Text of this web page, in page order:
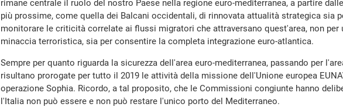
rimane centrale il ruolo del nostro Paese nella regione euro-mediterranea, a partire
più prossime, come quella dei Balcani occidentali, di rinnovata attualità strategica sia
monitorare le criticità correlate ai flussi migratori che attraversano quest'area, non per
minaccia terroristica, sia per consentire la completa integrazione euro-atlantica.
Sempre per quanto riguarda la sicurezza dell'area euro-mediterranea, passando per
risultano prorogate per tutto il 2019 le attività della missione dell'Unione europea
operazione Sophia. Ricordo, a tal proposito, che le Commissioni congiunte hanno
l'Italia non può essere e non può restare l'unico porto del Mediterraneo.